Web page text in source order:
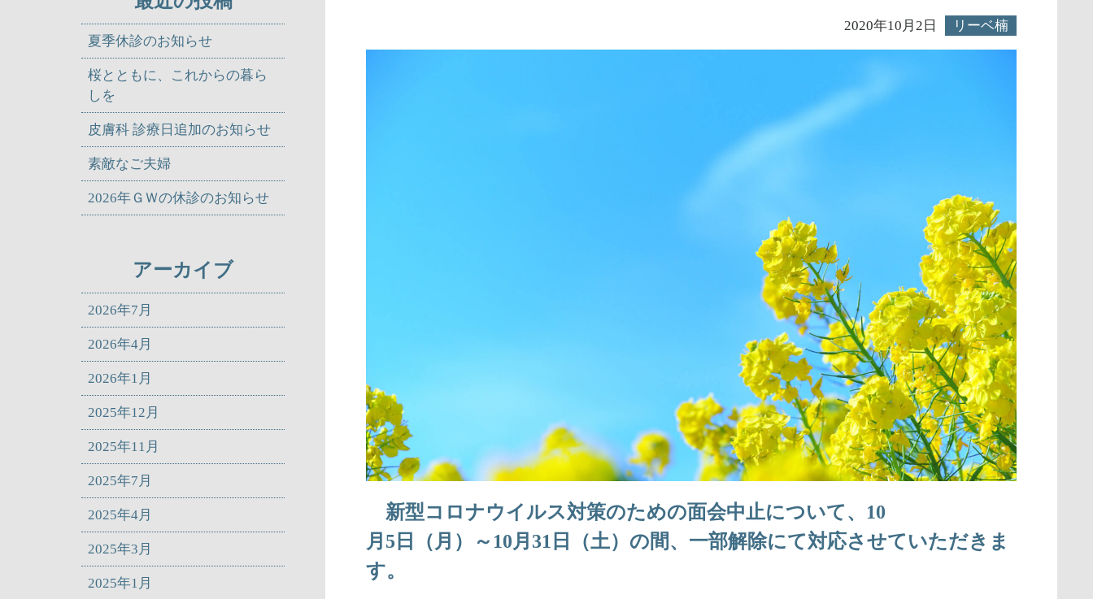
2020年10月2日 リーベ楠
新型コロナウイルス対策のための面会中止について、10
月5日（月）～10月31日（土）の間、一部解除にて対応させていただきま
す。
夏季休診のお知らせ
桜とともに、これからの暮ら
しを
皮膚科 診療日追加のお知らせ
素敵なご夫婦
2026年ＧＷの休診のお知らせ
アーカイブ
2026年7月
2026年4月
2026年1月
2025年12月
2025年11月
2025年7月
2025年4月
2025年3月
2025年1月